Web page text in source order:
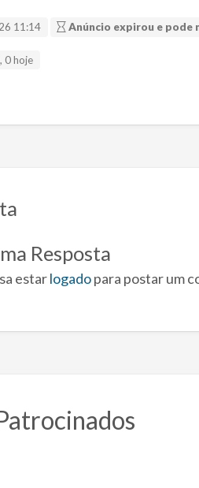
11:14 Anúncio expirou e pode
0 hoje
Resposta
estarlogadopara postar um